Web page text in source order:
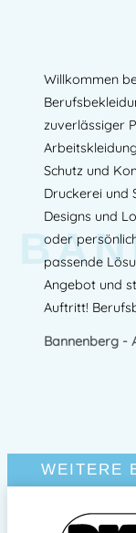
Willkommen
zuverlässiger
Schutz und
Druckerei und
Designs und
oder
passende
Angebot und
Auftritt!
Bannenberg -
WEITERE